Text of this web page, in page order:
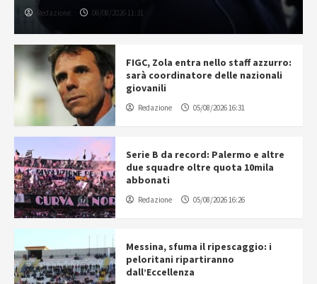
Redazione 06/08/2026 11:31
FIGC, Zola entra nello staff azzurro:
sarà coordinatore delle nazionali
giovanili
Redazione 05/08/2026 16:31
Serie B da record: Palermo e altre
due squadre oltre quota 10mila
abbonati
Redazione 05/08/2026 16:26
Messina, sfuma il ripescaggio: i
peloritani ripartiranno
dall’Eccellenza